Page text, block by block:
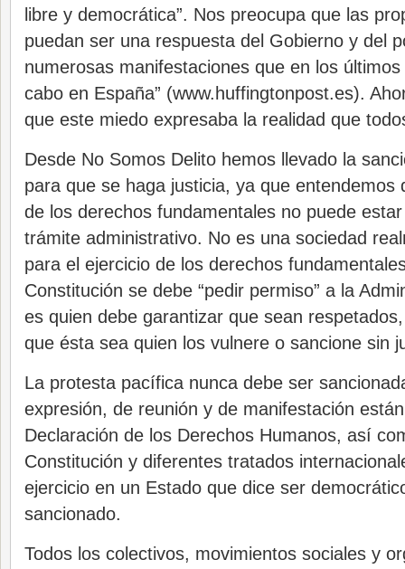
libre y democrática”. Nos preocupa que las
puedan ser una respuesta del Gobierno y del
numerosas manifestaciones que en los
cabo en España” (www.huffingtonpost.es).
que este miedo expresaba la realidad que
Desde No Somos Delito hemos llevado la
para que se haga justicia, ya que entendemos
de los derechos fundamentales no puede
trámite administrativo. No es una sociedad
para el ejercicio de los derechos
Constitución se debe “pedir permiso” a la
es quien debe garantizar que sean
que ésta sea quien los vulnere o sancione sin
La protesta pacífica nunca debe ser
expresión, de reunión y de manifestación
Declaración de los Derechos Humanos, así
Constitución y diferentes tratados
ejercicio en un Estado que dice ser
sancionado.
Todos los colectivos, movimientos sociales y